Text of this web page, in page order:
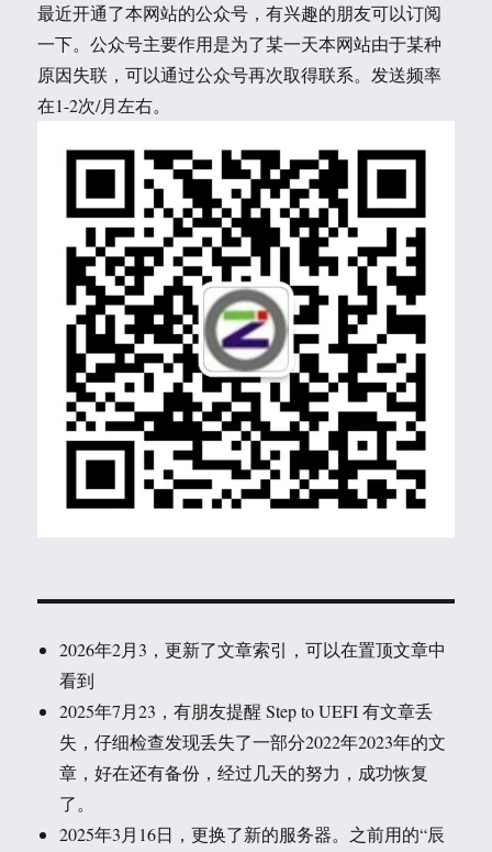
最近开通了本网站的公众号，有兴趣的朋友可以订阅
一下。公众号主要作用是为了某一天本网站由于某种
原因失联，可以通过公众号再次取得联系。发送频率
在1-2次/月左右。
2026年2月3，更新了文章索引，可以在置顶文章中
看到
2025年7月23，有朋友提醒 Step to UEFI 有文章丢
失，仔细检查发现丢失了一部分2022年2023年的文
章，好在还有备份，经过几天的努力，成功恢复
了。
2025年3月16日，更换了新的服务器。之前用的“辰